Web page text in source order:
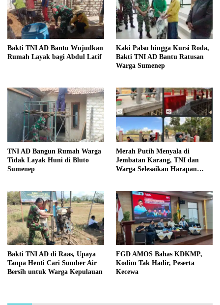
Bakti TNI AD Bantu Wujudkan
Rumah Layak bagi Abdul Latif
Kaki Palsu hingga Kursi Roda,
Bakti TNI AD Bantu Ratusan
Warga Sumenep
TNI AD Bangun Rumah Warga
Tidak Layak Huni di Bluto
Sumenep
Merah Putih Menyala di
Jembatan Karang, TNI dan
Warga Selesaikan Harapan
Bakti TNI AD di Raas, Upaya
Tanpa Henti Cari Sumber Air
Bersih untuk Warga Kepulauan
FGD AMOS Bahas KDKMP,
Kodim Tak Hadir, Peserta
Kecewa